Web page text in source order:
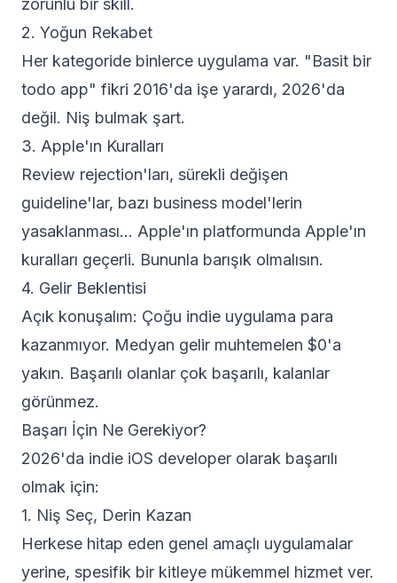
zorunlu bir skill.
2. Yoğun Rekabet
Her kategoride binlerce uygulama var. "Basit bir
todo app" fikri 2016'da işe yarardı, 2026'da
değil. Niş bulmak şart.
3. Apple'ın Kuralları
Review rejection'ları, sürekli değişen
guideline'lar, bazı business model'lerin
yasaklanması... Apple'ın platformunda Apple'ın
kuralları geçerli. Bununla barışık olmalısın.
4. Gelir Beklentisi
Açık konuşalım: Çoğu indie uygulama para
kazanmıyor. Medyan gelir muhtemelen $0'a
yakın. Başarılı olanlar çok başarılı, kalanlar
görünmez.
Başarı İçin Ne Gerekiyor?
2026'da indie iOS developer olarak başarılı
olmak için:
1. Niş Seç, Derin Kazan
Herkese hitap eden genel amaçlı uygulamalar
yerine, spesifik bir kitleye mükemmel hizmet ver.